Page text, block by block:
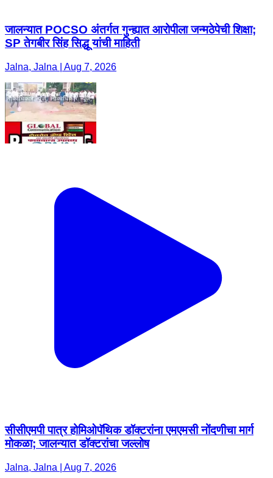
जालन्यात POCSO अंतर्गत गुन्ह्यात आरोपीला जन्मठेपेची शिक्षा;
SP तेगबीर सिंह सिद्धू यांची माहिती
Jalna, Jalna | Aug 7, 2026
सीसीएमपी पात्र होमिओपॅथिक डॉक्टरांना एमएमसी नोंदणीचा मार्ग
मोकळा; जालन्यात डॉक्टरांचा जल्लोष
Jalna, Jalna | Aug 7, 2026